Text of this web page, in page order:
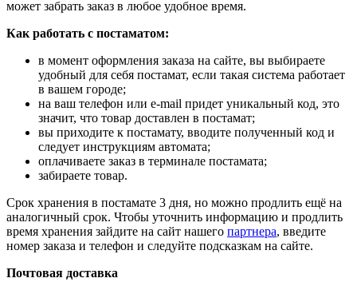
может забрать заказ в любое удобное время.
Как работать с постаматом:
в момент оформления заказа на сайте, вы выбираете
удобный для себя постамат, если такая система работает
в вашем городе;
на ваш телефон или e-mail придет уникальный код, это
значит, что товар доставлен в постамат;
вы приходите к постамату, вводите полученный код и
следует инструкциям автомата;
оплачиваете заказ в терминале постамата;
забираете товар.
Срок хранения в постамате 3 дня, но можно продлить ещё на
аналогичный срок. Чтобы уточнить информацию и продлить
время хранения зайдите на сайт нашего партнера, введите
номер заказа и телефон и следуйте подсказкам на сайте.
Почтовая доставка